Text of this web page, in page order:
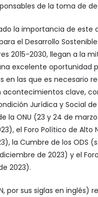
de la toma de
la importancia de este
el Desarrollo
2015-2030, llegan a la
excelente oportunidad
en las que es necesario
clave,
Jurídica y Social
la ONU (23 y 24 de
el Foro Político de Alto
la Cumbre de los ODS
de 2023) y el
2023).
por sus siglas en inglés)